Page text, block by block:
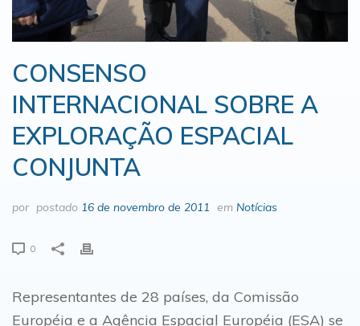
CONSENSO
INTERNACIONAL SOBRE A
EXPLORAÇÃO ESPACIAL
CONJUNTA
por postado 16 de novembro de 2011 em Notícias
0
Representantes de 28 países, da Comissão
Européia e a Agência Espacial Européia (ESA) se